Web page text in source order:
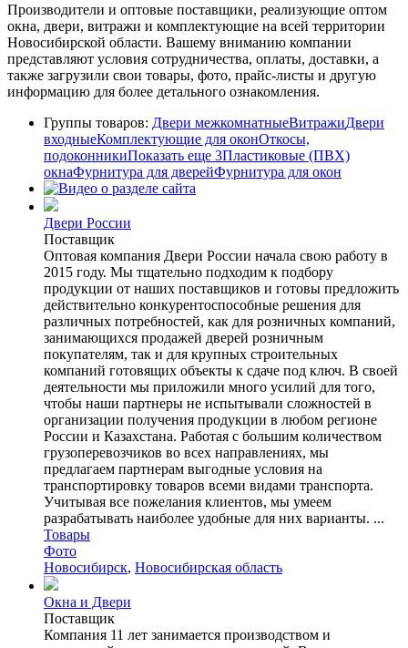
Производители и оптовые поставщики, реализующие оптом
окна, двери, витражи и комплектующие на всей территории
Новосибирской области. Вашему вниманию компании
представляют условия сотрудничества, оплаты, доставки, а
также загрузили свои товары, фото, прайс-листы и другую
информацию для более детального ознакомления.
Группы товаров: Двери межкомнатныеВитражиДвери
входныеКомплектующие для оконОткосы,
подоконникиПоказать еще 3Пластиковые (ПВХ)
окнаФурнитура для дверейФурнитура для окон
Двери России
Поставщик
Оптовая компания Двери России начала свою работу в
2015 году. Мы тщательно подходим к подбору
продукции от наших поставщиков и готовы предложить
действительно конкурентоспособные решения для
различных потребностей, как для розничных компаний,
занимающихся продажей дверей розничным
покупателям, так и для крупных строительных
компаний готовящих объекты к сдаче под ключ. В своей
деятельности мы приложили много усилий для того,
чтобы наши партнеры не испытывали сложностей в
организации получения продукции в любом регионе
России и Казахстана. Работая с большим количеством
грузоперевозчиков во всех направлениях, мы
предлагаем партнерам выгодные условия на
транспортировку товаров всеми видами транспорта.
Учитывая все пожелания клиентов, мы умеем
разрабатывать наиболее удобные для них варианты. ...
Товары
Фото
Новосибирск, Новосибирская область
Окна и Двери
Поставщик
Компания 11 лет занимается производством и